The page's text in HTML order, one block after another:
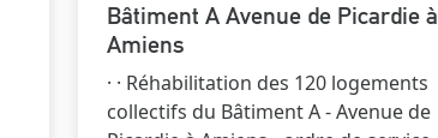
Bâtiment A Avenue de Picardie à
Amiens
· · Réhabilitation des 120 logements
collectifs du Bâtiment A - Avenue de